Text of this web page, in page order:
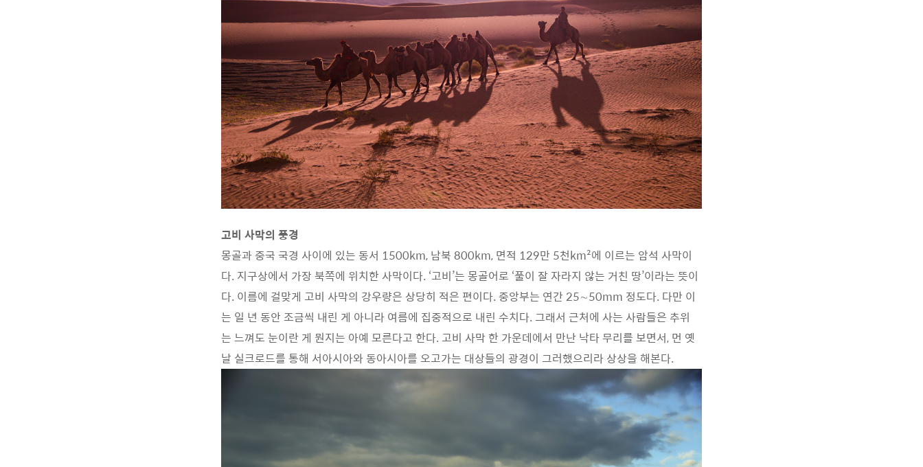
고비 사막의 풍경
몽골과 중국 국경 사이에 있는 동서 1500km, 남북 800km, 면적 129만 5천km²에 이르는 암석 사막이
다. 지구상에서 가장 북쪽에 위치한 사막이다. ‘고비’는 몽골어로 ‘풀이 잘 자라지 않는 거친 땅’이라는 뜻이
다. 이름에 걸맞게 고비 사막의 강우량은 상당히 적은 편이다. 중앙부는 연간 25∼50mm 정도다. 다만 이
는 일 년 동안 조금씩 내린 게 아니라 여름에 집중적으로 내린 수치다. 그래서 근처에 사는 사람들은 추위
는 느껴도 눈이란 게 뭔지는 아예 모른다고 한다. 고비 사막 한 가운데에서 만난 낙타 무리를 보면서, 먼 옛
날 실크로드를 통해 서아시아와 동아시아를 오고가는 대상들의 광경이 그러했으리라 상상을 해본다.